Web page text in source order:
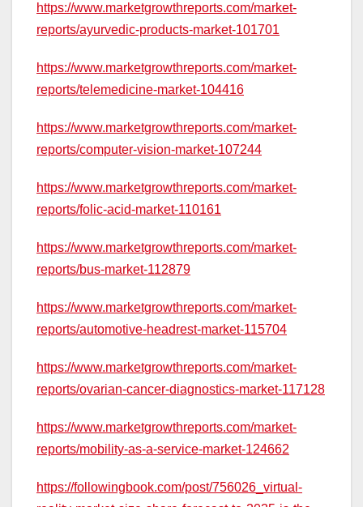
https://www.marketgrowthreports.com/market-
reports/ayurvedic-products-market-101701
https://www.marketgrowthreports.com/market-
reports/telemedicine-market-104416
https://www.marketgrowthreports.com/market-
reports/computer-vision-market-107244
https://www.marketgrowthreports.com/market-
reports/folic-acid-market-110161
https://www.marketgrowthreports.com/market-
reports/bus-market-112879
https://www.marketgrowthreports.com/market-
reports/automotive-headrest-market-115704
https://www.marketgrowthreports.com/market-
reports/ovarian-cancer-diagnostics-market-117128
https://www.marketgrowthreports.com/market-
reports/mobility-as-a-service-market-124662
https://followingbook.com/post/756026_virtual-